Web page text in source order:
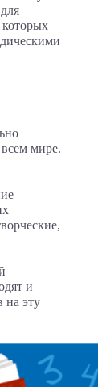
мире.
и
на эту